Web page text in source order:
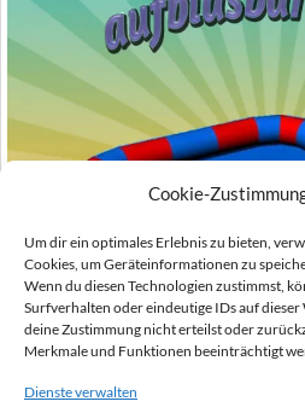
Cookie-
Um dir ein optimales Erlebnis zu bieten,
Cookies, um Geräteinformationen zu
Wenn du diesen Technologien zustimmst,
Surfverhalten oder eindeutige IDs auf
deine Zustimmung nicht erteilst oder
Merkmale und Funktionen beeinträchtigt
Dienste verwalten